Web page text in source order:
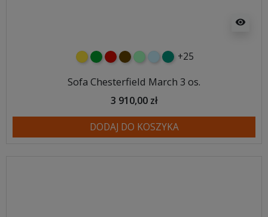
visibility
żółtyzielonyczerwony
czekoladowy
miętowybłękitny
turkusowy
+25
Sofa Chesterfield March 3 os.
3 910,00 zł
DODAJ DO KOSZYKA